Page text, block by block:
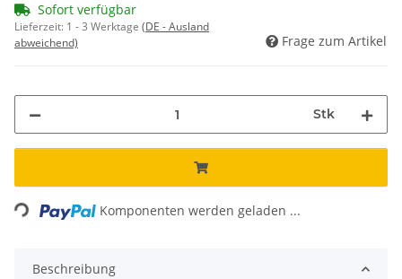
Sofort verfügbar
Lieferzeit: 1 - 3 Werktage (DE - Ausland
abweichend)
Frage zum Artikel
Stk
Loading... Komponenten werden geladen ...
Beschreibung